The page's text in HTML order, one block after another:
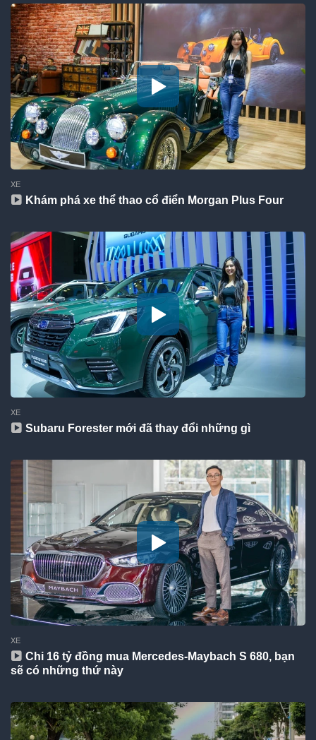
XE
Khám phá xe thể thao cổ điển Morgan Plus Four
XE
Subaru Forester mới đã thay đổi những gì
XE
Chi 16 tỷ đồng mua Mercedes-Maybach S 680, bạn
sẽ có những thứ này